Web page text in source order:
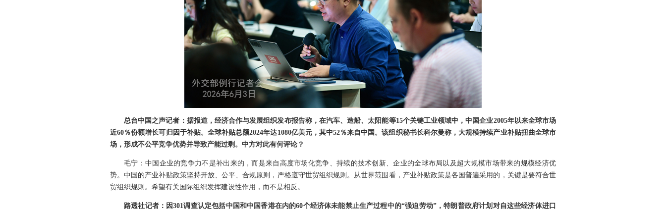
总台中国之声记者：据报道，经济合作与发展组织发布报告称，在汽车、造船、太阳能等15个关键工业领域中，中国企业2005年以来全球市场
近60％份额增长可归因于补贴。全球补贴总额2024年达1080亿美元，其中52％来自中国。该组织秘书长科尔曼称，大规模持续产业补贴扭曲全球市
场，形成不公平竞争优势并导致产能过剩。中方对此有何评论？
毛宁：中国企业的竞争力不是补出来的，而是来自高度市场化竞争、持续的技术创新、企业的全球布局以及超大规模市场带来的规模经济优
势。中国的产业补贴政策坚持开放、公平、合规原则，严格遵守世贸组织规则。从世界范围看，产业补贴政策是各国普遍采用的，关键是要符合世
贸组织规则。希望有关国际组织发挥建设性作用，而不是相反。
路透社记者：因301调查认定包括中国和中国香港在内的60个经济体未能禁止生产过程中的“强迫劳动”，特朗普政府计划对自这些经济体进口